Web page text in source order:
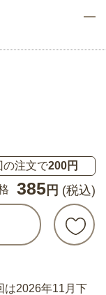
の注文で200円
385 円 (税込)
は2026年11月下